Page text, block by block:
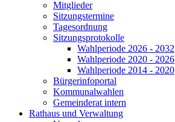
Mitglieder
Sitzungstermine
Tagesordnung
Sitzungsprotokolle
Wahlperiode 2026 - 2032
Wahlperiode 2020 - 2026
Wahlperiode 2014 - 2020
Bürgerinfoportal
Kommunalwahlen
Gemeinderat intern
Rathaus und Verwaltung